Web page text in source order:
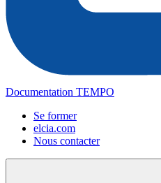
Documentation TEMPO
Se former
elcia.com
Nous contacter